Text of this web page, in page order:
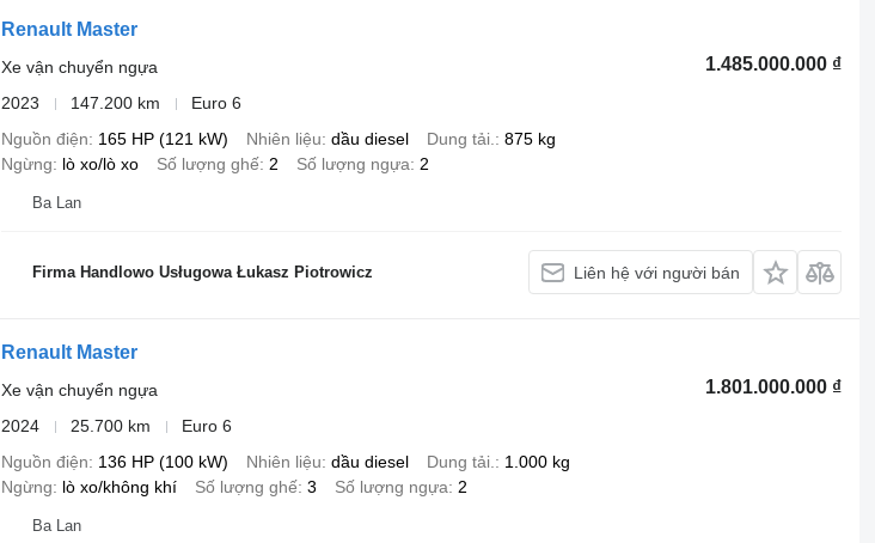
Renault Master
1.485.000.000 ₫
Xe vận chuyển ngựa
2023
147.200 km
Euro 6
Nguồn điện
165 HP (121 kW) Nhiên liệu dầu diesel Dung tải. 875 kg
Ngừng
lò xo/lò xo Số lượng ghế 2 Số lượng ngựa 2
Ba Lan
Firma Handlowo Usługowa Łukasz Piotrowicz Liên hệ với người bán
Renault Master
1.801.000.000 ₫
Xe vận chuyển ngựa
2024
25.700 km
Euro 6
Nguồn điện
136 HP (100 kW) Nhiên liệu dầu diesel Dung tải.
1.000 kg
Ngừng
lò xo/không khí Số lượng ghế 3 Số lượng ngựa 2
Ba Lan